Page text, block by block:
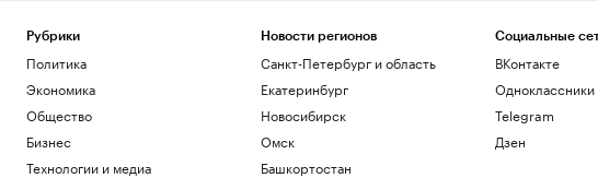
Рубрики
Политика
Экономика
Общество
Бизнес
Технологии и медиа
Новости регионов
Санкт-Петербург и область
Екатеринбург
Новосибирск
Омск
Башкортостан
Социальные
ВКонтакте
Одноклассники
Telegram
Дзен